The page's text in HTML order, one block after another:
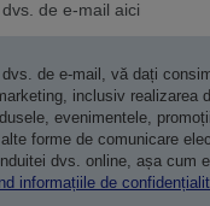
de e-mail, vă dați
inclusiv realizarea
evenimentele,
forme de comunicare
dvs. online, așa cum
informațiile de